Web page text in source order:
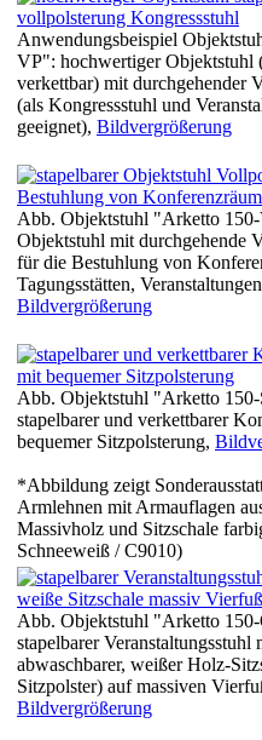
Anwendungsbeispiel
VP": hochwertiger Objektstuhl
verkettbar) mit durchgehender
(als Kongressstuhl und
geeignet), Bildvergrößerung
Abb. Objektstuhl "Arketto
Objektstuhl mit durchgehende
für die Bestuhlung von
Tagungsstätten,
Bildvergrößerung
Abb. Objektstuhl "Arketto
stapelbarer und verkettbarer
bequemer Sitzpolsterung,
*Abbildung zeigt
Armlehnen mit Armauflagen
Massivholz und Sitzschale
Schneeweiß / C9010)
Abb. Objektstuhl "Arketto
stapelbarer Veranstaltungsstuhl
abwaschbarer, weißer Holz-
Sitzpolster) auf massiven
Bildvergrößerung